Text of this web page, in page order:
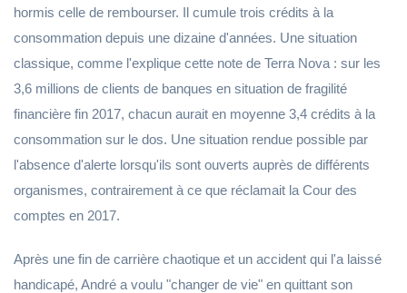
hormis celle de rembourser. Il cumule trois crédits à la
consommation depuis une dizaine d'années. Une situation
classique, comme l'explique cette note de Terra Nova : sur les
3,6 millions de clients de banques en situation de fragilité
financière fin 2017, chacun aurait en moyenne 3,4 crédits à la
consommation sur le dos. Une situation rendue possible par
l'absence d'alerte lorsqu'ils sont ouverts auprès de différents
organismes, contrairement à ce que réclamait la Cour des
comptes en 2017.
Après une fin de carrière chaotique et un accident qui l'a laissé
handicapé, André a voulu "changer de vie" en quittant son